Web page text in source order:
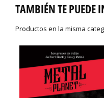
TAMBIÉN TE PUEDE
Productos en la misma